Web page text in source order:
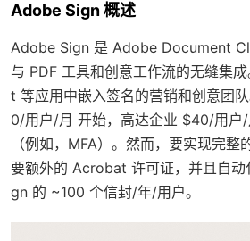
Adobe Sign 概述
Adobe Sign 是 Adobe Document
与 PDF 工具和创意工作流的无缝集
t 等应用中嵌入签名的营销和创意团
0/用户/月 开始，高达企业 $40/用户
（例如，MFA）。然而，要实现完
要额外的 Acrobat 许可证，并且自
gn 的 ~100 个信封/年/用户。